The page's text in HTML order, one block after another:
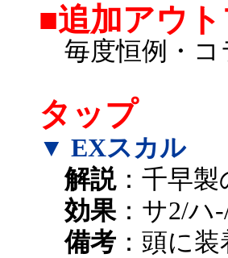
■追加アウ
毎度恒例・コ
タップ
▼ EXスカル
解説：千早
効果 ：サ2/
備考 ：頭に